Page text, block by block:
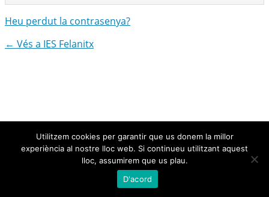
Heu perdut la contrasenya?
← Vés a IES Felanitx
Utilitzem cookies per garantir que us donem la millor
experiència al nostre lloc web. Si continueu utilitzant aquest
lloc, assumirem que us plau.
D'acord